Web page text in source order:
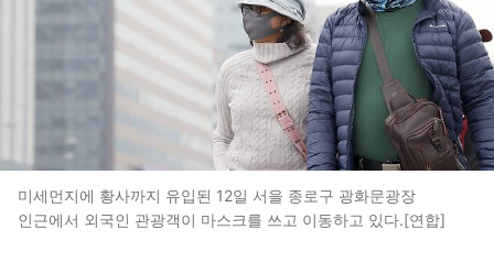
미세먼지에 황사까지 유입된 12일 서을 종로구 광화문광장
인근에서 외국인 관광객이 마스크를 쓰고 이동하고 있다.[연합]